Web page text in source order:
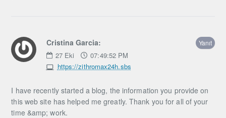
Cristina Garcia:
27 Eki
07:49:52 PM
https://zithromax24h.sbs
Yanıt
I have recently started a blog, the information you provide on
this web site has helped me greatly. Thank you for all of your
time &amp; work.